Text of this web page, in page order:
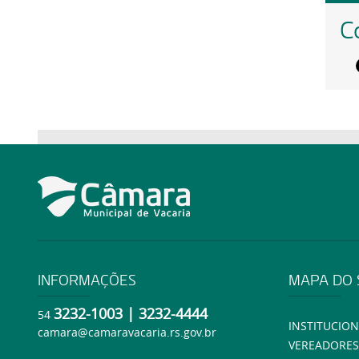
INFORMAÇÕES
54 3232-1003 | 3232-4444
camara@camaravacaria.rs.gov.br
MAPA DO
VEREADORES